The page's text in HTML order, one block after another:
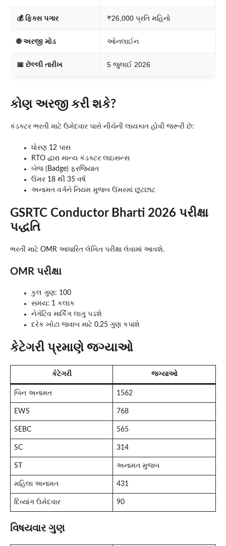
💰 ફિક્સ પગાર ₹26,000 પ્રતિ મહિનો
🌐 અરજી મોડ ઓનલાઈન
📅 છેલ્લી તારીખ 5 જુલાઈ 2026
કોણ અરજી કરી શકે?
કંડક્ટર ભરતી માટે ઉમેદવાર પાસે નીચેની લાયકાત હોવી જરૂરી છે:
ધોરણ 12 પાસ
RTO દ્વારા માન્ય કંડક્ટર લાઇસન્સ
બેજ (Badge) ફરજિયાત
ઉંમર 18 થી 35 વર્ષ
અનામત વર્ગને નિયમ મુજબ ઉંમરમાં છૂટછાટ
GSRTC Conductor Bharti 2026 પરીક્ષા
પદ્ધતિ
ભરતી માટે OMR આધારિત લેખિત પરીક્ષા લેવામાં આવશે.
OMR પરીક્ષા
કુલ ગુણ: 100
સમય: 1 કલાક
નેગેટિવ માર્કિંગ લાગુ પડશે
દરેક ખોટા જવાબ માટે 0.25 ગુણ કપાશે
કેટેગરી પ્રમાણે જગ્યાઓ
કેટેગરી જગ્યાઓ
બિન અનામત 1562
EWS 768
SEBC 565
SC 314
ST અનામત મુજબ
મહિલા અનામત 431
દિવ્યાંગ ઉમેદવાર 90
વિષયવાર ગુણ